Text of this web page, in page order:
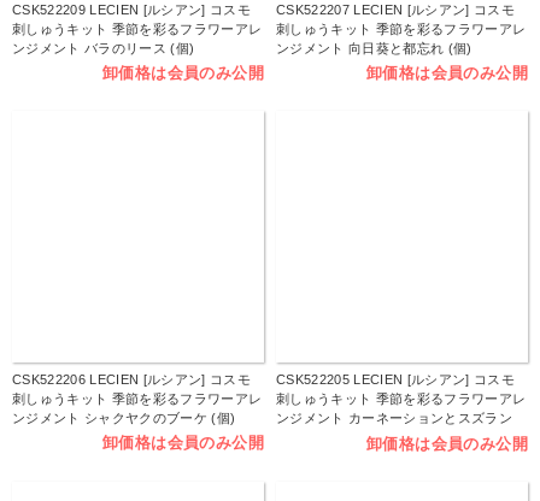
CSK522209 LECIEN [ルシアン] コスモ
刺しゅうキット 季節を彩るフラワーアレ
ンジメント バラのリース (個)
卸価格は会員のみ公開
CSK522207 LECIEN [ルシアン] コスモ
刺しゅうキット 季節を彩るフラワーアレ
ンジメント 向日葵と都忘れ (個)
卸価格は会員のみ公開
CSK522206 LECIEN [ルシアン] コスモ
刺しゅうキット 季節を彩るフラワーアレ
ンジメント シャクヤクのブーケ (個)
卸価格は会員のみ公開
CSK522205 LECIEN [ルシアン] コスモ
刺しゅうキット 季節を彩るフラワーアレ
ンジメント カーネーションとスズラン
卸価格は会員のみ公開